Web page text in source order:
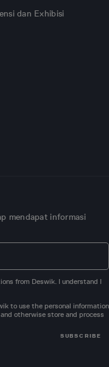
dan Exhibisi
mendapat informasi
from Deswik. I understand I
to use the personal information
otherwise store and process